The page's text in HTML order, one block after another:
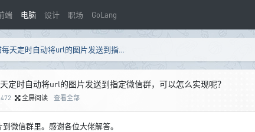
端 电脑 设计 职场 GoLang
纯小白，请教想实现通过可爱猫每天定时自动将url的图片发送到指定微信群，可以怎么实现呢？
定时自动将url的图片发送到指定微信群，可以怎么实现呢？
全屏阅读 查看全部
微信群里。感谢各位大佬解答。